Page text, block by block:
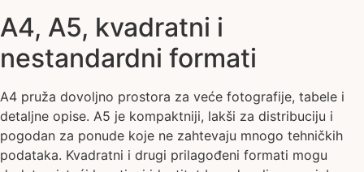
A4, A5, kvadratni i
nestandardni formati
A4 pruža dovoljno prostora za veće fotografije, tabele i
detaljne opise. A5 je kompaktniji, lakši za distribuciju i
pogodan za ponude koje ne zahtevaju mnogo tehničkih
podataka. Kvadratni i drugi prilagođeni formati mogu